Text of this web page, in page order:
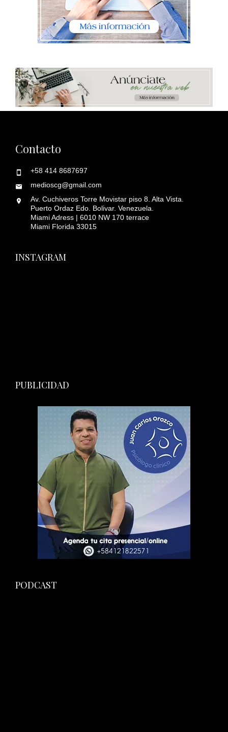
Contacto
+58 414 8687697
medioscg@gmail.com
Av. Cuchiveros Torre Movistar piso 8. Alta Vista.
Puerto Ordaz Edo. Bolivar. Venezuela.
Miami Adress | 6010 NW 170 terrace
Miami Florida 33015
INSTAGRAM
PUBLICIDAD
PODCAST